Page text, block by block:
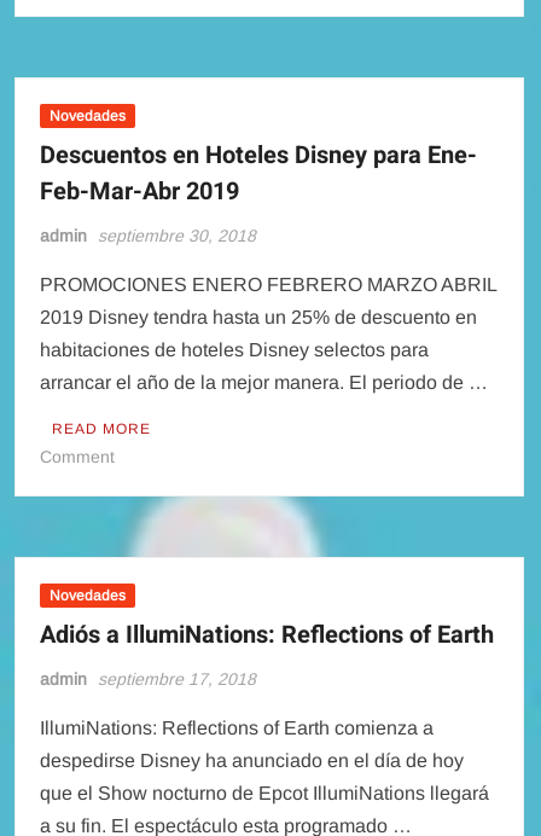
y
ahorra
–
Entre
Enero
Marzo
2019
Novedades
Descuentos en Hoteles Disney para Ene-
Feb-Mar-Abr 2019
admin septiembre 30, 2018
PROMOCIONES ENERO FEBRERO MARZO ABRIL
2019 Disney tendra hasta un 25% de descuento en
habitaciones de hoteles Disney selectos para
arrancar el año de la mejor manera. El periodo de …
READ MORE
Commenton
para
Ene-
Feb-
Mar-
2019
Novedades
Adiós a IllumiNations: Reflections of Earth
admin septiembre 17, 2018
IllumiNations: Reflections of Earth comienza a
despedirse Disney ha anunciado en el día de hoy
que el Show nocturno de Epcot IllumiNations llegará
a su fin. El espectáculo esta programado …